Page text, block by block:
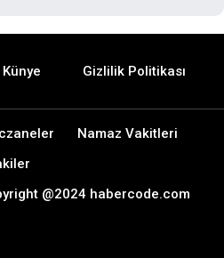
Künye Gizlilik Politikası
Namaz Vakitleri
@2024 habercode.com